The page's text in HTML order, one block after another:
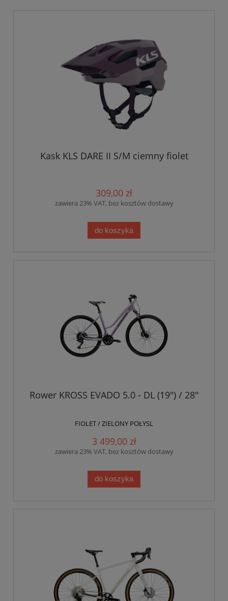
Kask KLS DARE II S/M ciemny fiolet
309,00 zł
zawiera 23% VAT, bez kosztów dostawy
do koszyka
Rower KROSS EVADO 5.0 - DL (19") / 28"
FIOLET / ZIELONY POŁYSL
3 499,00 zł
zawiera 23% VAT, bez kosztów dostawy
do koszyka